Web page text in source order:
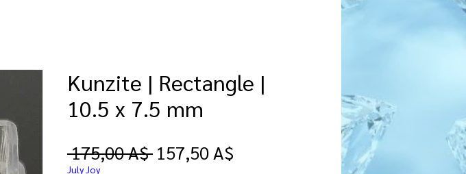
Kunzite | Rectangle |
10.5 x 7.5 mm
175,00 A$ Prezzo
157,50 A$
July Joy